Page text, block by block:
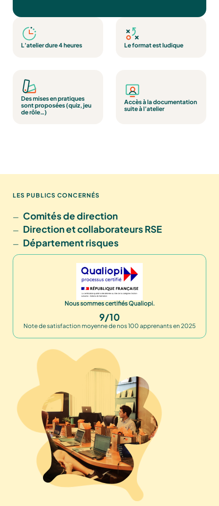
L’atelier dure 4 heures Le format est ludique
Des mises en pratiques
sont proposées (quiz, jeu
de rôle…)
Accès à la documentation
suite à l’atelier
LES PUBLICS CONCERNÉS
Comités de direction
Direction et collaborateurs RSE
Département risques
Nous sommes certifiés Qualiopi.
9/10
Note de satisfaction moyenne de nos 100 apprenants en 2025